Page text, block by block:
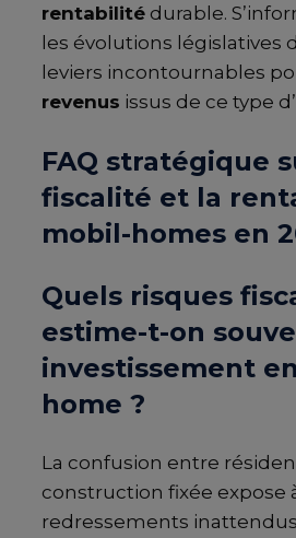
rentabilité durable.
les évolutions législatives
leviers incontournables
revenus issus de ce type
FAQ stratégique
fiscalité et la
mobil-homes en
Quels risques
estime-t-on
investissement
home ?
La confusion entre
construction fixée expose
redressements